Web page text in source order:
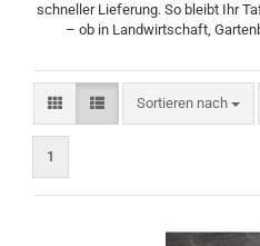
schneller Lieferung. So bleibt Ihr
– ob in Landwirtschaft,
Sortieren nach
1